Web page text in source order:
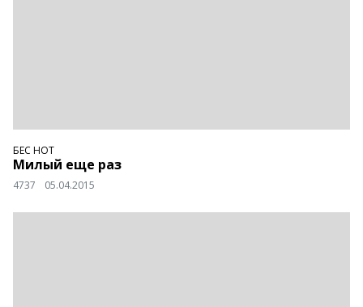
БЕС НОТ
Милый еще раз
4737 05.04.2015